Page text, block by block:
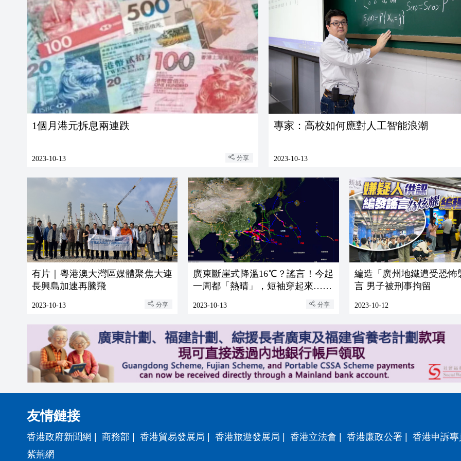
1個月港元拆息兩連跌
2023-10-13 分享
專家：高校如何應對人工智能浪潮
2023-10-13
有片｜粵港澳大灣區媒體聚焦大連
長興島加速再騰飛
2023-10-13 分享
廣東斷崖式降溫16℃？謠言！今起
一周都「熱晴」，短袖穿起來……
2023-10-13 分享
編造「廣州地鐵遭受恐怖
言 男子被刑事拘留
2023-10-12
友情鏈接
香港政府新聞網 | 商務部 | 香港貿易發展局 | 香港旅遊發展局 | 香港立法會 | 香港廉政公署 | 香港申訴
紫荊網